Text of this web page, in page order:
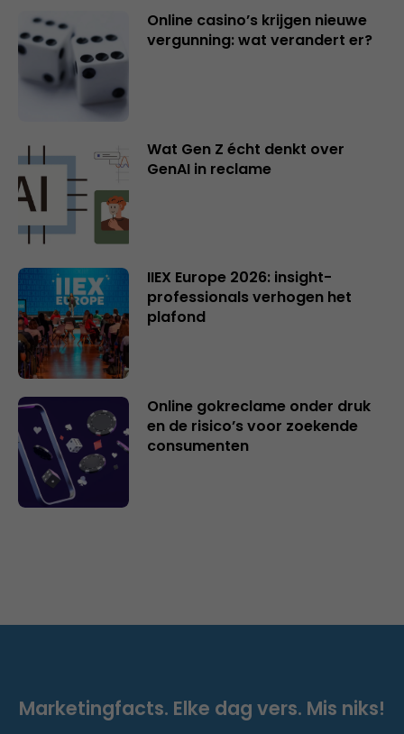
Online casino’s krijgen nieuwe
vergunning: wat verandert er?
Wat Gen Z écht denkt over
GenAI in reclame
IIEX Europe 2026: insight-
professionals verhogen het
plafond
Online gokreclame onder druk
en de risico’s voor zoekende
consumenten
Marketingfacts. Elke dag vers. Mis niks!